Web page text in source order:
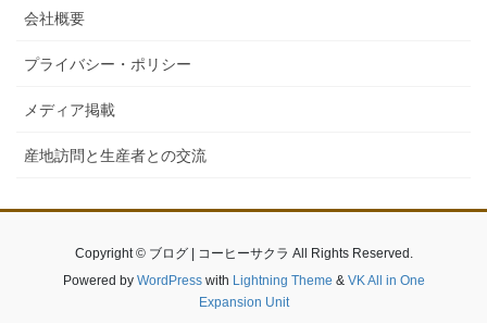
会社概要
プライバシー・ポリシー
メディア掲載
産地訪問と生産者との交流
Copyright © ブログ | コーヒーサクラ All Rights Reserved.
Powered by WordPresswith Lightning Theme & VK All in One
Expansion Unit